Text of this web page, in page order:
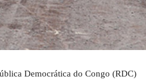
Democrática do Congo (RDC)